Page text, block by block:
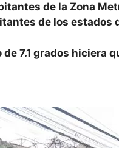
de la Zona
de los
7.1 grados hiciera